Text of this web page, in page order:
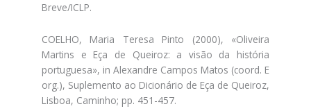
Breve/ICLP.
COELHO, Maria Teresa Pinto (2000), «Oliveira
Martins e Eça de Queiroz: a visão da história
portuguesa», in Alexandre Campos Matos (coord. E
org.), Suplemento ao Dicionário de Eça de Queiroz,
Lisboa, Caminho; pp. 451-457.